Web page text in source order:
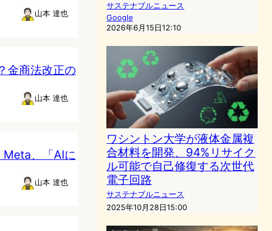
山本 達也
金商法改正の
山本 達也
、「AIに
山本 達也
サステナブルニュース
Google
2026年6月15日12:10
ワシントン大学が液体金属複
合材料を開発、94%リサイク
ル可能で自己修復する次世代
電子回路
サステナブルニュース
2025年10月28日15:00